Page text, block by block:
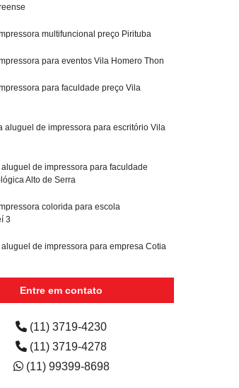
multifuncional preço Pirituba
para eventos Vila Homero Thon
para faculdade preço Vila
aluguel de impressora para escritório Vila
de impressora para faculdade
Alto de Serra
colorida para escola
3
de impressora para empresa Cotia
Entre em contato
(11) 3719-4230
(11) 3719-4278
(11) 99399-8698